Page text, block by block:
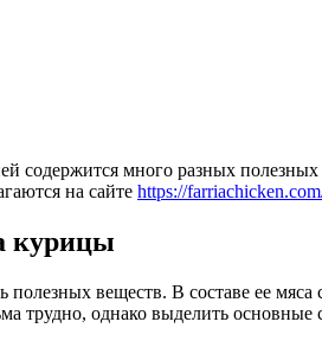
содержится много разных
на сайте https://
курицы
полезных веществ. В составе ее
трудно, однако выделить основные